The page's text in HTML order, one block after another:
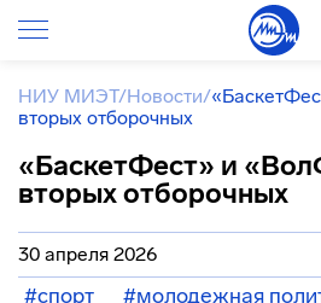
НИУ МИЭТ/Новости/
вторых отборочных
«БаскетФест» и
вторых отборочных
30 апреля 2026
#спорт #молодежная